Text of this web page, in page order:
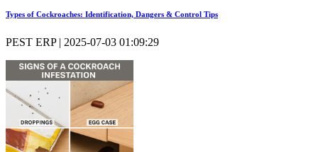
Types of Cockroaches: Identification, Dangers & Control Tips
PEST ERP | 2025-07-03 01:09:29